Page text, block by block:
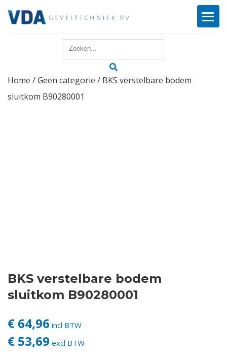
Reparatie
Login
Home /Geen categorie / BKS verstelbare bodem
sluitkom B90280001
BKS verstelbare bodem
sluitkom B90280001
€ 64,96 incl BTW
€ 53,69 excl BTW